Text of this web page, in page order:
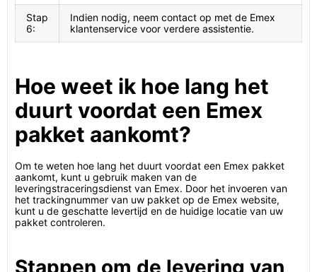
Stap
6:
Indien nodig, neem contact op met de Emex
klantenservice voor verdere assistentie.
Hoe weet ik hoe lang het
duurt voordat een Emex
pakket aankomt?
Om te weten hoe lang het duurt voordat een Emex pakket
aankomt, kunt u gebruik maken van de
leveringstraceringsdienst van Emex. Door het invoeren van
het trackingnummer van uw pakket op de Emex website,
kunt u de geschatte levertijd en de huidige locatie van uw
pakket controleren.
Stappen om de levering van